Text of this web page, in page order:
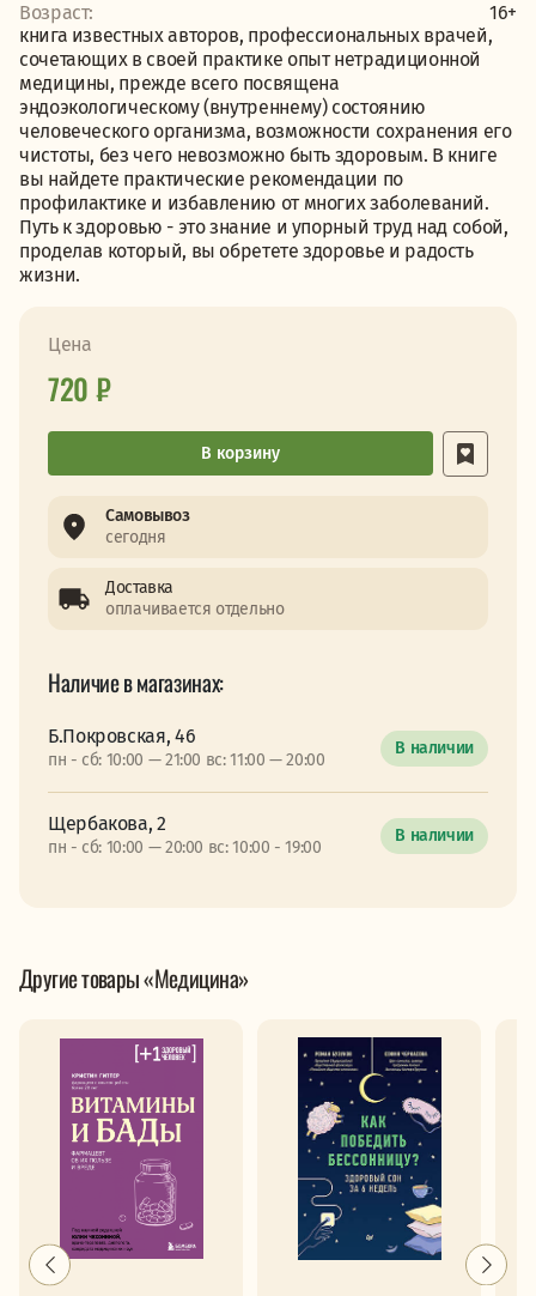
Возраст:
16+
книга известных авторов, профессиональных врачей,
сочетающих в своей практике опыт нетрадиционной
медицины, прежде всего посвящена
эндоэкологическому (внутреннему) состоянию
человеческого организма, возможности сохранения его
чистоты, без чего невозможно быть здоровым. В книге
вы найдете практические рекомендации по
профилактике и избавлению от многих заболеваний.
Путь к здоровью - это знание и упорный труд над собой,
проделав который, вы обретете здоровье и радость
жизни.
Цена
720 ₽
В корзину
Самовывоз
сегодня
Доставка
оплачивается отдельно
Наличие в магазинах:
Б.Покровская, 46
пн - сб: 10:00 — 21:00 вс: 11:00 — 20:00
В наличии
Щербакова, 2
пн - сб: 10:00 — 20:00 вс: 10:00 - 19:00
В наличии
Другие товары «Медицина»